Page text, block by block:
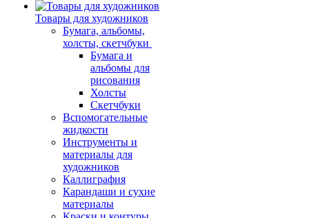
Товары для художников
Бумага, альбомы,
холсты, скетчбуки
Бумага и
альбомы для
рисования
Холсты
Скетчбуки
Вспомогательные
жидкости
Инструменты и
материалы для
художников
Каллиграфия
Карандаши и сухие
материалы